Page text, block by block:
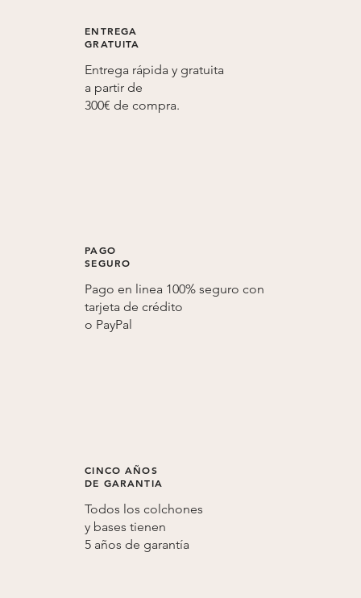
ENTREGA
GRATUITA
Entrega rápida y gratuita
a partir de
300€ de compra.
PAGO
SEGURO
Pago en linea 100% seguro con
tarjeta de crédito
o PayPal
CINCO AÑOS
DE GARANTIA
Todos los colchones
y bases tienen
5 años de garantía